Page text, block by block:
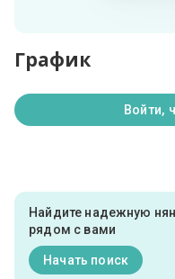
График
Войти,
Найдите надежную
рядом с вами
Начать поиск